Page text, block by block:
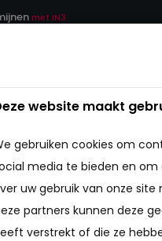
met IN3
eenpersoons met
website maakt
gebruiken cookies om
media te bieden en om
uw gebruik van onze
partners kunnen deze
verstrekt of die ze